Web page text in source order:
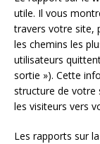
utile. Il vous
travers votre site,
les chemins les
utilisateurs
sortie »). Cette
structure de votre
les visiteurs vers
Les rapports sur la